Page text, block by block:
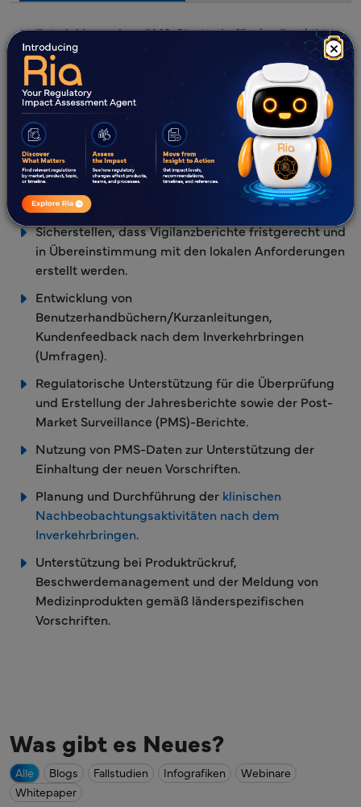
×
Entwicklung einer PMS-Strategie für das Produkt
basierend auf dem Risikoprofil.
Ermittlung der Anforderungen der
EU MDRPost-
Market Surveillance, der
Post-Market
Surveillance , ISO 13485-2016 21CFRund von
Leitfäden, um die effektive Implementierung eines
Post-Market Surveillance Systems zu ermöglichen.
Bewertung bestehender PMS-Daten zur
Sicherstellung der ziellandspezifischen Konformität.
Sicherstellen, dass Vigilanzberichte fristgerecht und
in Übereinstimmung mit den lokalen Anforderungen
erstellt werden.
Entwicklung von
Benutzerhandbüchern/Kurzanleitungen,
Kundenfeedback nach dem Inverkehrbringen
(Umfragen).
Regulatorische Unterstützung für die Überprüfung
und Erstellung der Jahresberichte sowie der Post-
Market Surveillance (PMS)-Berichte.
Nutzung von PMS-Daten zur Unterstützung der
Einhaltung der neuen Vorschriften.
Planung und Durchführung der klinischen
Nachbeobachtungsaktivitäten nach dem
Inverkehrbringen.
Unterstützung bei Produktrückruf,
Beschwerdemanagement und der Meldung von
Medizinprodukten gemäß länderspezifischen
Vorschriften.
Was gibt es Neues?
Alle Blogs Fallstudien Infografiken
Webinare
Whitepaper